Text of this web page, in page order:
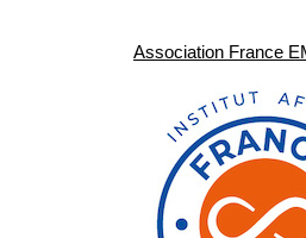
Association France